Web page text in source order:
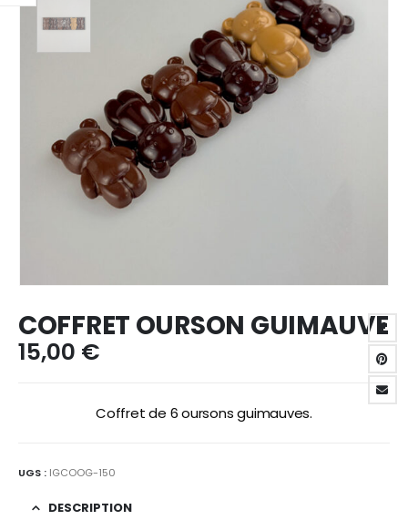
COFFRET OURSON GUIMAUVE
15,00 €
Coffret de 6 oursons guimauves.
UGS : IGCOOG-150
DESCRIPTION